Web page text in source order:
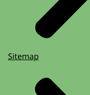
Sitemap